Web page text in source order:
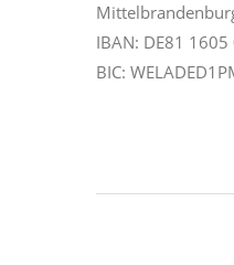
IBAN: DE81
BIC: